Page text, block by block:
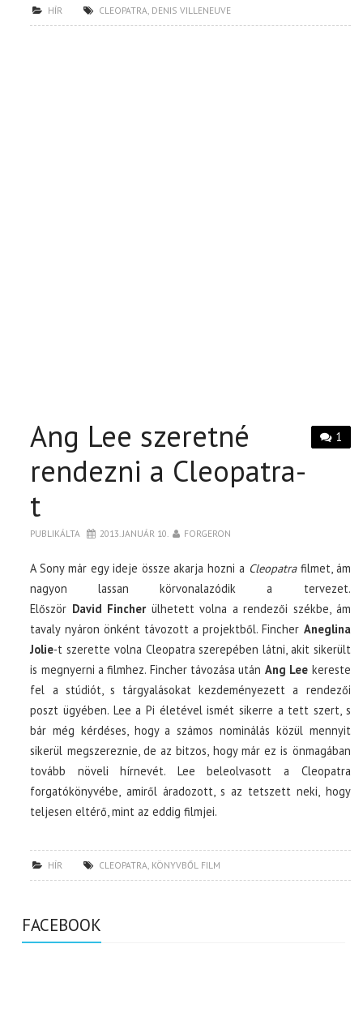
HÍR CLEOPATRA, DENIS VILLENEUVE
1
Ang Lee szeretné
rendezni a Cleopatra-
t
PUBLIKÁLTA 2013. JANUÁR 10. FORGERON
A Sony már egy ideje össze akarja hozni a Cleopatrafilmet, ám
nagyon lassan körvonalazódik a tervezet.
Először David Fincherülhetett volna a rendezői székbe, ám
tavaly nyáron önként távozott a projektből. Fincher Aneglina
Jolie-t szerette volna Cleopatra szerepében látni, akit sikerült
is megnyerni a filmhez. Fincher távozása után Ang Lee kereste
fel a stúdiót, s tárgyalásokat kezdeményezett a rendezői
poszt ügyében. Lee a Pi életével ismét sikerre a tett szert, s
bár még kérdéses, hogy a számos nominálás közül mennyit
sikerül megszereznie, de az bitzos, hogy már ez is önmagában
tovább növeli hírnevét. Lee beleolvasott a Cleopatra
forgatókönyvébe, amiről áradozott, s az tetszett neki, hogy
teljesen eltérő, mint az eddig filmjei.
HÍR CLEOPATRA, KÖNYVBŐL FILM
FACEBOOK